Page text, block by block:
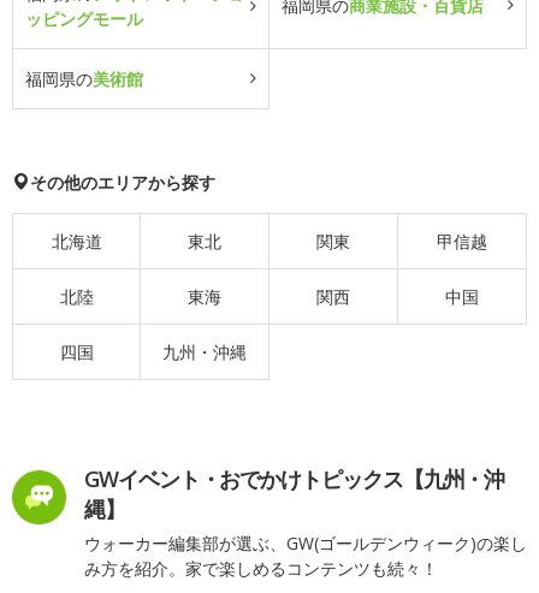
ッピングモール
福岡県の商業施設・百貨店
福岡県の美術館
その他のエリアから探す
北海道 東北 関東 甲信越
北陸 東海 関西 中国
四国 九州・沖縄
GWイベント・おでかけトピックス【九州・沖
縄】
ウォーカー編集部が選ぶ、GW(ゴールデンウィーク)の楽し
み方を紹介。家で楽しめるコンテンツも続々！